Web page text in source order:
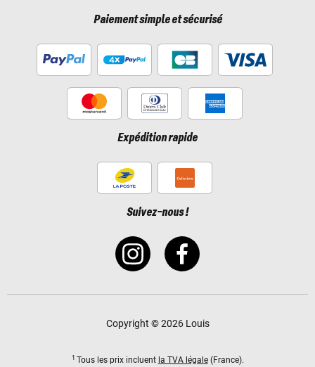
Paiement simple et sécurisé
Expédition rapide
Suivez-nous !
Copyright © 2026 Louis
1 Tous les prix incluent la TVA légale(France).